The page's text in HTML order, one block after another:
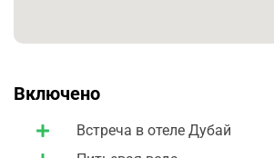
Включено
Встреча в отеле Дубай